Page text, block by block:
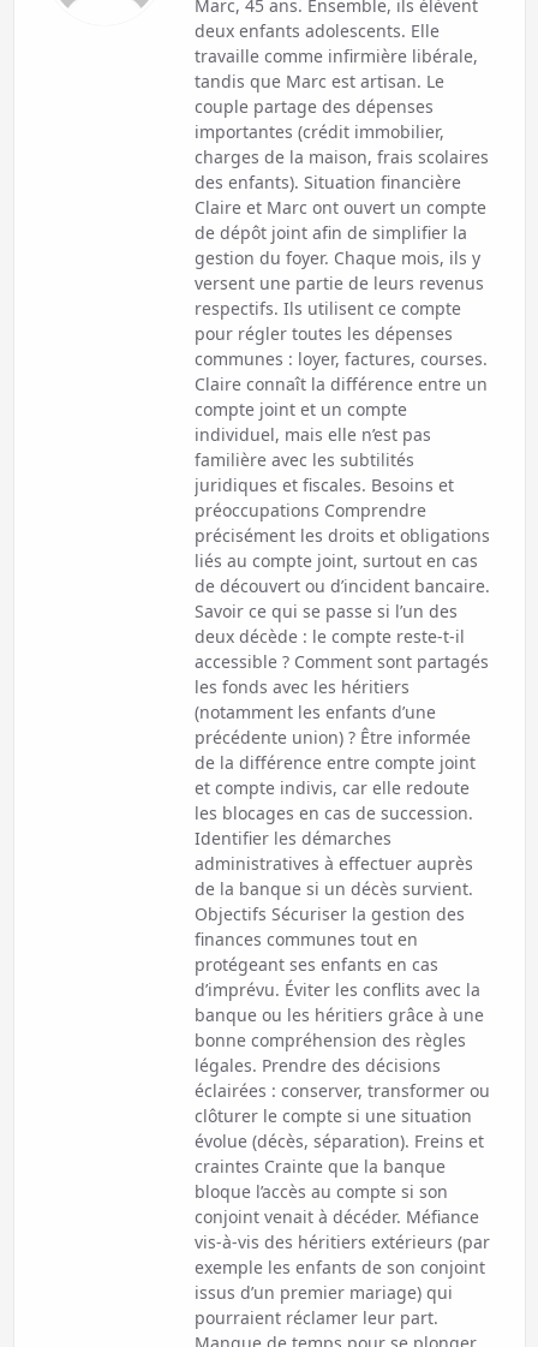
Marc, 45 ans. Ensemble, ils élèvent
deux enfants adolescents. Elle
travaille comme infirmière libérale,
tandis que Marc est artisan. Le
couple partage des dépenses
importantes (crédit immobilier,
charges de la maison, frais scolaires
des enfants). Situation financière
Claire et Marc ont ouvert un compte
de dépôt joint afin de simplifier la
gestion du foyer. Chaque mois, ils y
versent une partie de leurs revenus
respectifs. Ils utilisent ce compte
pour régler toutes les dépenses
communes : loyer, factures, courses.
Claire connaît la différence entre un
compte joint et un compte
individuel, mais elle n’est pas
familière avec les subtilités
juridiques et fiscales. Besoins et
préoccupations Comprendre
précisément les droits et obligations
liés au compte joint, surtout en cas
de découvert ou d’incident bancaire.
Savoir ce qui se passe si l’un des
deux décède : le compte reste-t-il
accessible ? Comment sont partagés
les fonds avec les héritiers
(notamment les enfants d’une
précédente union) ? Être informée
de la différence entre compte joint
et compte indivis, car elle redoute
les blocages en cas de succession.
Identifier les démarches
administratives à effectuer auprès
de la banque si un décès survient.
Objectifs Sécuriser la gestion des
finances communes tout en
protégeant ses enfants en cas
d’imprévu. Éviter les conflits avec la
banque ou les héritiers grâce à une
bonne compréhension des règles
légales. Prendre des décisions
éclairées : conserver, transformer ou
clôturer le compte si une situation
évolue (décès, séparation). Freins et
craintes Crainte que la banque
bloque l’accès au compte si son
conjoint venait à décéder. Méfiance
vis-à-vis des héritiers extérieurs (par
exemple les enfants de son conjoint
issus d’un premier mariage) qui
pourraient réclamer leur part.